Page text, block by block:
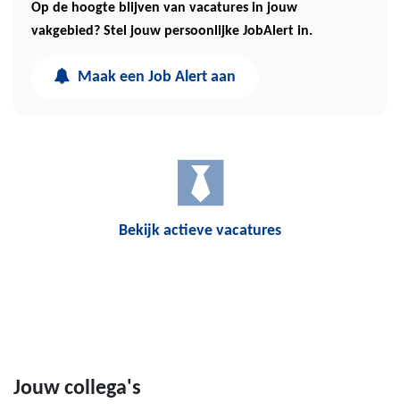
Op de hoogte blijven van vacatures in jouw
vakgebied? Stel jouw persoonlijke JobAlert in.
Maak een Job Alert aan
Bekijk actieve vacatures
Jouw collega's